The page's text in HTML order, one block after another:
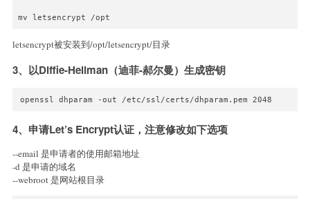
mv letsencrypt /opt
letsencrypt被安装到/opt/letsencrypt/目录
3、以Diffie-Hellman（迪菲-郝尔曼）生成密钥
openssl dhparam -out /etc/ssl/certs/dhparam.pem 2048
4、申请Let’s Encrypt认证，注意修改如下选项
--email 是申请者的使用邮箱地址
-d 是申请的域名
--webroot 是网站根目录